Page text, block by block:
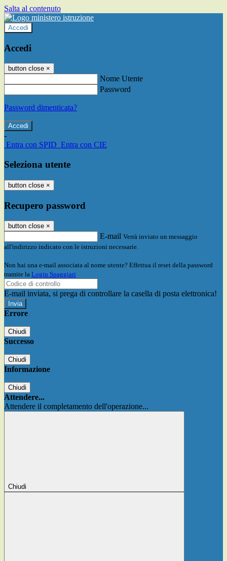
Salta al contenuto
Accedi
Accedi
button close ×
Nome Utente
Password
Password dimenticata?
-
Entra con SPID Entra con CIE
Seleziona utente
button close ×
Recupero password
button close ×
E-mail Verrà inviato un messaggio
all'indirizzo indicato con le istruzioni necessarie.
Non hai una e-mail associata al nome utente? Effettua il reset della password
tramite la Login Spaggiari
E-mail inviata, si prega di controllare la casella di posta elettronica!
Errore
Chiudi
Successo
Chiudi
Informazione
Chiudi
Attendere...
Attendere il completamento dell'operazione...
Chiudi